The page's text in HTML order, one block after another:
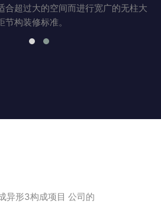
合超过大的空间而进行宽广的无柱大
节构装修标准。
异形3构成项目 公司的